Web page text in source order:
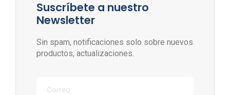
Suscríbete a nuestro
Newsletter
Sin spam, notificaciones solo sobre nuevos
productos, actualizaciones.